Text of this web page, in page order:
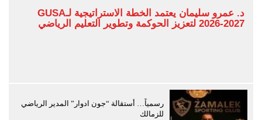
د. عمرو سليمان يعتمد الخطة الاستراتيجية لـGUSA
2026-2027 لتعزيز الحوكمة وتطوير التعليم الرياضي
رسمياً… أستقالة “جون ادوار” المدير الرياضي
للزمالك